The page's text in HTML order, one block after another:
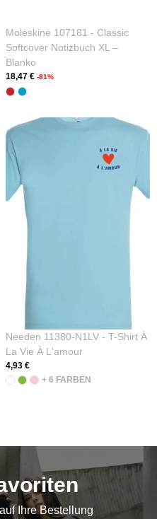
Moleskine 107181 - Classic
Softcover Notizbuch XL –
Blanko
18,47 € -81%
Needen 11380-N1LV - T-Shirt À
La Vie À L'amour
4,93 €
+ 6 FARBEN
Ihre Bestellung